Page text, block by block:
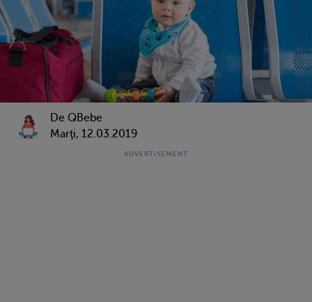
De QBebe
Marţi, 12.03.2019